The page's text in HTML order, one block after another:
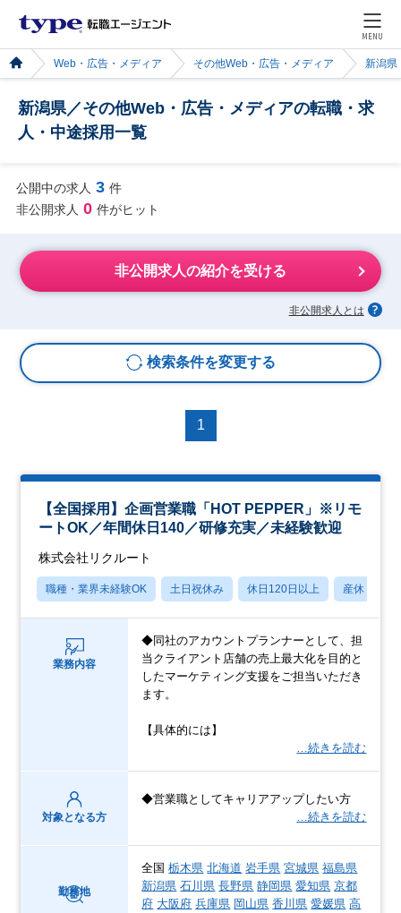
MENU
Web・広告・メディア その他Web・広告・メディア 新潟県
新潟県／その他Web・広告・メディアの転職・求
人・中途採用一覧
公開中の求人 3 件
非公開求人 0 件がヒット
非公開求人の紹介を受ける
非公開求人とは
検索条件を変更する
1
【全国採用】企画営業職「HOT PEPPER」※リモ
ートOK／年間休日140／研修充実／未経験歓迎
株式会社リクルート
職種・業界未経験OK 土日祝休み 休日120日以上 産休・育休
業務内容
◆同社のアカウントプランナーとして、担
当クライアント店舗の売上最大化を目的と
したマーケティング支援をご担当いただき
ます。
【具体的には】
…続きを読む
対象となる方
◆営業職としてキャリアアップしたい方
…続きを読む
勤務地
全国栃木県 北海道 岩手県 宮城県 福島県
新潟県 石川県 長野県 静岡県 愛知県 京都
府 大阪府 兵庫県 岡山県 香川県 愛媛県 高